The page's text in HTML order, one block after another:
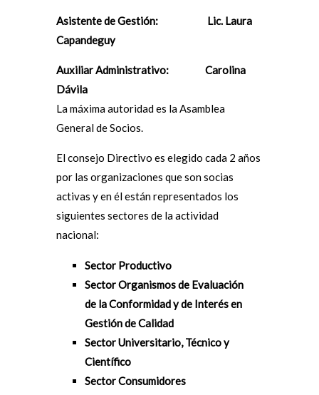
Asistente de Gestión: Lic. Laura
Capandeguy
Auxiliar Administrativo: Carolina
Dávila
La máxima autoridad es la Asamblea
General de Socios.
El consejo Directivo es elegido cada 2 años
por las organizaciones que son socias
activas y en él están representados los
siguientes sectores de la actividad
nacional:
Sector Productivo
Sector Organismos de Evaluación
de la Conformidad y de Interés en
Gestión de Calidad
Sector Universitario, Técnico y
Científico
Sector Consumidores